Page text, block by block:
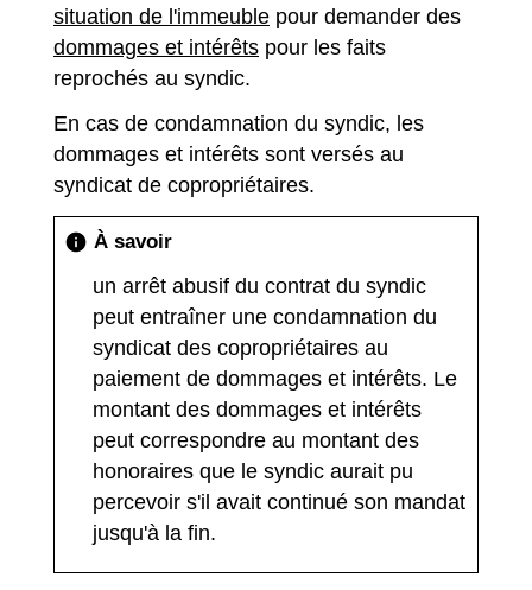
situation de l'immeuble pour demander des
dommages et intérêts pour les faits
reprochés au syndic.
En cas de condamnation du syndic, les
dommages et intérêts sont versés au
syndicat de copropriétaires.
info À savoir
un arrêt abusif du contrat du syndic
peut entraîner une condamnation du
syndicat des copropriétaires au
paiement de dommages et intérêts. Le
montant des dommages et intérêts
peut correspondre au montant des
honoraires que le syndic aurait pu
percevoir s'il avait continué son mandat
jusqu'à la fin.